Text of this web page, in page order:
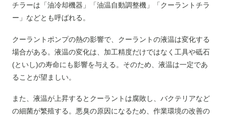
チラーは「油冷却機器」「油温自動調整機」「クーラントチラ
ー」などとも呼ばれる。
クーラントポンプの熱の影響で、クーラントの液温は変化する
場合がある。液温の変化は、加工精度だけではなく工具や砥石
(といし)の寿命にも影響を与える。そのため、液温は一定であ
ることが望ましい。
また、液温が上昇するとクーラントは腐敗し、バクテリアなど
の細菌が繁殖する。悪臭の原因になるため、作業環境の改善の